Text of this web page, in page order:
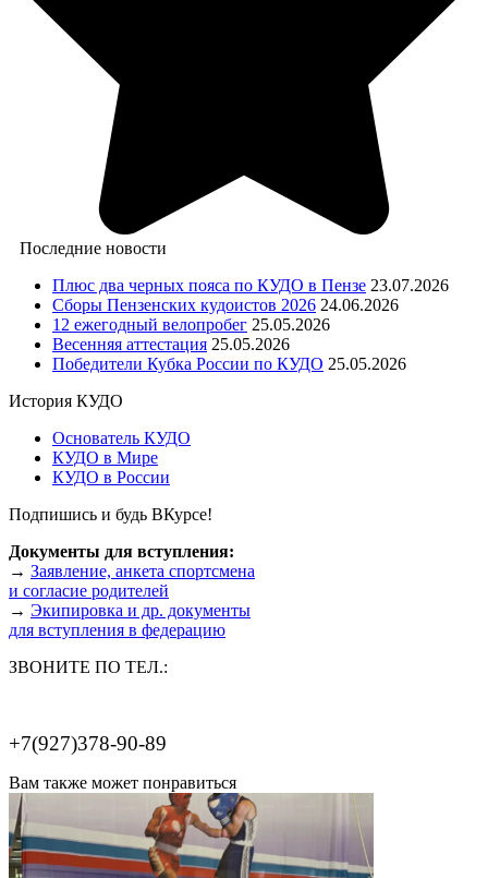
Последние новости
Плюс два черных пояса по КУДО в Пензе 23.07.2026
Сборы Пензенских кудоистов 2026 24.06.2026
12 ежегодный велопробег 25.05.2026
Весенняя аттестация 25.05.2026
Победители Кубка России по КУДО 25.05.2026
История КУДО
Основатель КУДО
КУДО в Мире
КУДО в России
Подпишись и будь ВКурсе!
Документы для вступления:
→ Заявление, анкета спортсмена
и согласие родителей
→ Экипировка и др. документы
для вступления в федерацию
ЗВОНИТЕ ПО ТЕЛ.:
+7(927)378-90-89
Вам также может понравиться